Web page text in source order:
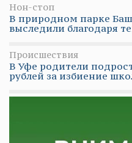
Нон-стоп
В природном парке
выследили благодаря
Происшествия
В Уфе родители
рублей за избиение